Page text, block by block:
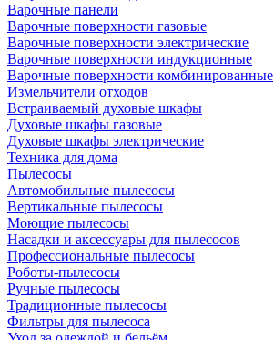
Варочные панели
Варочные поверхности газовые
Варочные поверхности электрические
Варочные поверхности индукционные
Варочные поверхности комбинированные
Измельчители отходов
Встраиваемый духовые шкафы
Духовые шкафы газовые
Духовые шкафы электрические
Техника для дома
Пылесосы
Автомобильные пылесосы
Вертикальные пылесосы
Моющие пылесосы
Насадки и аксессуары для пылесосов
Профессиональные пылесосы
Роботы-пылесосы
Ручные пылесосы
Традиционные пылесосы
Фильтры для пылесоса